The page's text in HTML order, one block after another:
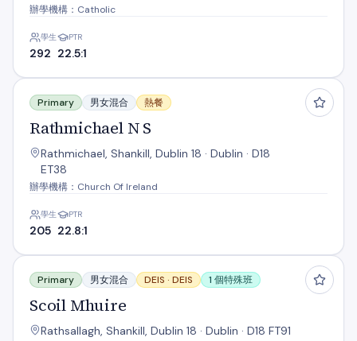
辦學機構：Catholic
學生
292
PTR
22.5:1
Rathmichael N S
Primary 男女混合 熱餐
Rathmichael N S
Rathmichael, Shankill, Dublin 18 · Dublin · D18
ET38
辦學機構：Church Of Ireland
學生
205
PTR
22.8:1
Scoil Mhuire
Primary 男女混合 DEIS · DEIS 1 個特殊班
Scoil Mhuire
Rathsallagh, Shankill, Dublin 18 · Dublin · D18 FT91